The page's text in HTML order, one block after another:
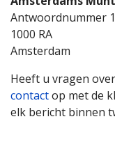
Antwoordnummer
1000 RA
Amsterdam
Heeft u vragen
contactop met de
elk bericht binnen